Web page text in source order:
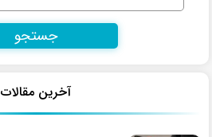
آخرین مقالات